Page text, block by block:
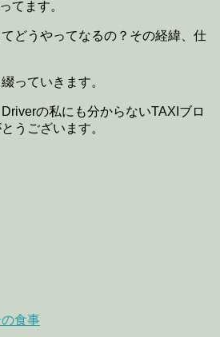
てます。
どうやってなるの？その経緯、仕
っていきます。
の私にも分からないTAXIブロ
うございます。
食事